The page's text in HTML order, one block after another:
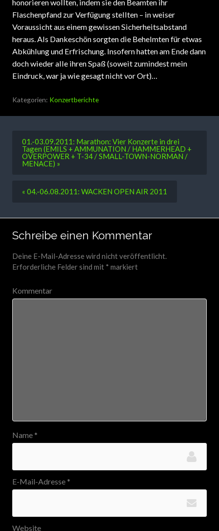
Flaschenpfand zur Verfügung stellten – in weiser
Voraussicht aus einem gewissen Sicherheitsabstand
heraus. Als Dankeschön sorgten die Behelmten für etwas
Abkühlung und Erfrischung. Insofern hatten am Ende dann
doch wieder alle ihren Spaß (soweit zumindest mein
Eindruck, war ja wie gesagt nicht vor Ort)…
Kategorien: Konzertberichte
01.-03.09.2011: Marathon: Vier Konzerte in drei
Tagen (EMILS + AMMUNATION / HAMMERHEAD +
OVERPOWER + T-34 / SMALL-TOWN-NORMAN /
MENACE) »
« 04.-06.08.2011: WACKEN OPEN AIR 2011
Schreibe einen Kommentar
Deine E-Mail-Adresse wird nicht veröffentlicht.
Erforderliche Felder sind mit * markiert
Kommentar
Name *
E-Mail-Adresse *
Website